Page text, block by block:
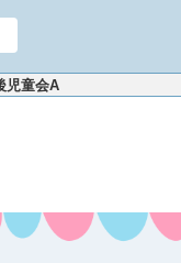
児童会A